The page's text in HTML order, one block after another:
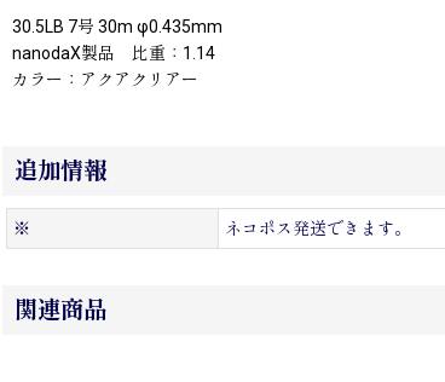
30.5LB 7号 30m φ0.435mm
nanodaX製品 比重：1.14
カラー：アクアクリアー
追加情報
※ ネコポス発送できます。
関連商品